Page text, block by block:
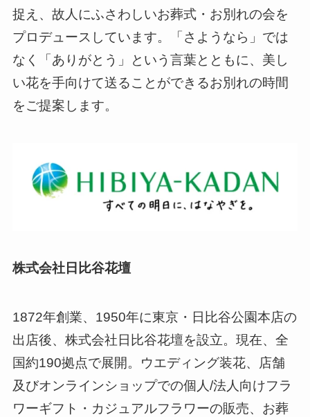
捉え、故人にふさわしいお葬式・お別れの会を
プロデュースしています。「さようなら」では
なく「ありがとう」という言葉とともに、美し
い花を手向けて送ることができるお別れの時間
をご提案します。
株式会社日比谷花壇
1872年創業、1950年に東京・日比谷公園本店の
出店後、株式会社日比谷花壇を設立。現在、全
国約190拠点で展開。ウエディング装花、店舗
及びオンラインショップでの個人/法人向けフラ
ワーギフト・カジュアルフラワーの販売、お葬